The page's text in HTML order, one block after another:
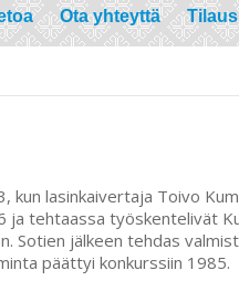
Ota yhteyttä
kun lasinkaivertaja Toivo
tehtaassa työskentelivät
Sotien jälkeen tehdas
päättyi konkurssiin 1985.